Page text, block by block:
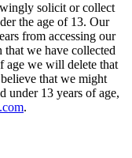
solicit or collect
the age of 13. Our
from accessing our
we have collected
age we will delete that
that we might
under 13 years of age,
.